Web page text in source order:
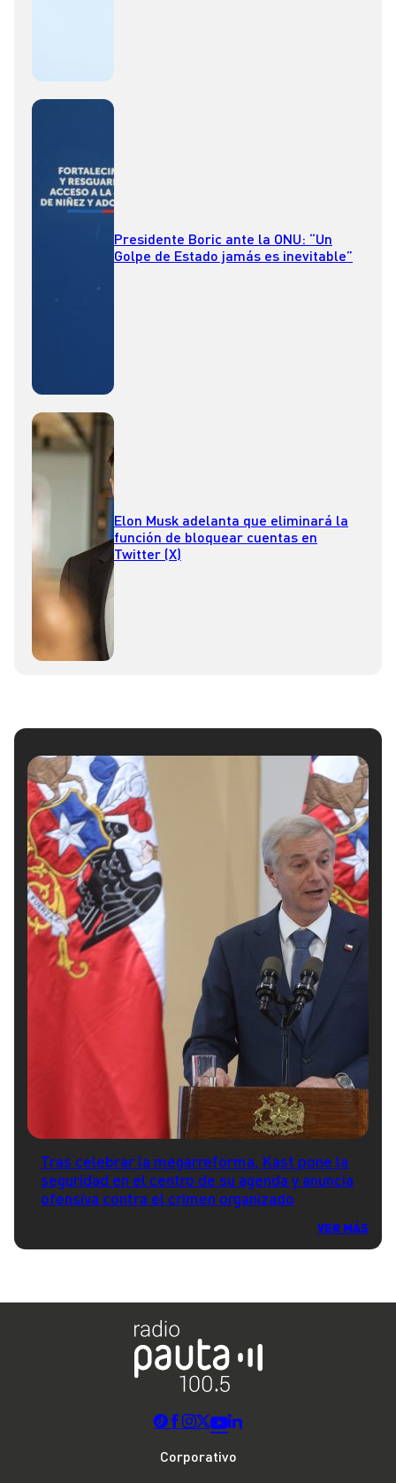
Presidente Boric ante la ONU: “Un
Golpe de Estado jamás es inevitable”
Elon Musk adelanta que eliminará la
función de bloquear cuentas en
Twitter (X)
Tras celebrar la megarreforma, Kast pone la
seguridad en el centro de su agenda y anuncia
ofensiva contra el crimen organizado
VER MÁS
Corporativo